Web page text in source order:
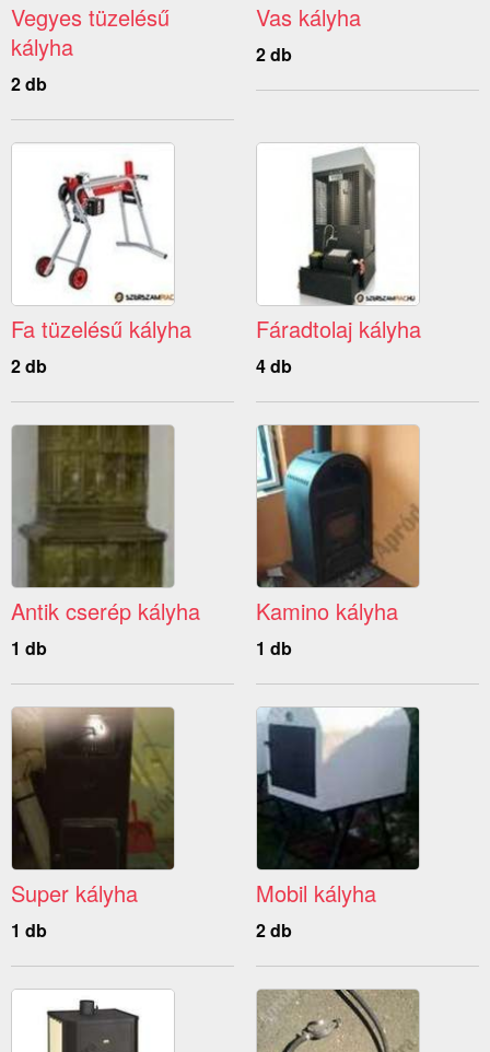
Vegyes tüzelésű
kályha
2 db
Vas kályha
2 db
Fa tüzelésű kályha
2 db
Fáradtolaj kályha
4 db
Antik cserép kályha
1 db
Kamino kályha
1 db
Super kályha
1 db
Mobil kályha
2 db